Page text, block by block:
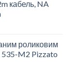
кабель, NA
роликовим
M2 Pizzato